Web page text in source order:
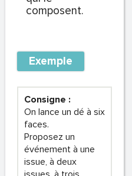
composent.
Exemple
Consigne :
On lance un dé à six
faces.
Proposez un
événement à une
issue, à deux